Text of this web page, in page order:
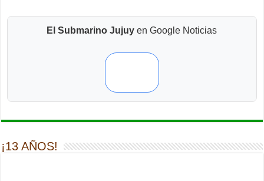
El Submarino Jujuy en Google Noticias
¡13 AÑOS!